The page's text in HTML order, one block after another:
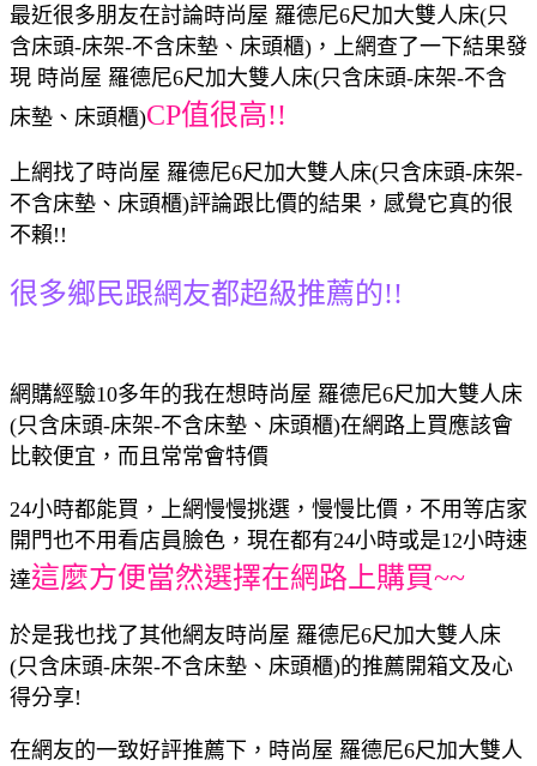
最近很多朋友在討論時尚屋 羅德尼6尺加大雙人床(只
含床頭-床架-不含床墊、床頭櫃)，上網查了一下結果發
現 時尚屋 羅德尼6尺加大雙人床(只含床頭-床架-不含
床墊、床頭櫃)CP值很高!!
上網找了時尚屋 羅德尼6尺加大雙人床(只含床頭-床架-
不含床墊、床頭櫃)評論跟比價的結果，感覺它真的很
不賴!!
很多鄉民跟網友都超級推薦的!!
網購經驗10多年的我在想時尚屋 羅德尼6尺加大雙人床
(只含床頭-床架-不含床墊、床頭櫃)在網路上買應該會
比較便宜，而且常常會特價
24小時都能買，上網慢慢挑選，慢慢比價，不用等店家
開門也不用看店員臉色，現在都有24小時或是12小時速
達這麼方便當然選擇在網路上購買~~
於是我也找了其他網友時尚屋 羅德尼6尺加大雙人床
(只含床頭-床架-不含床墊、床頭櫃)的推薦開箱文及心
得分享!
在網友的一致好評推薦下，時尚屋 羅德尼6尺加大雙人